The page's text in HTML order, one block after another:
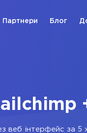
Партнери Блог
веб інтерфейс за 5